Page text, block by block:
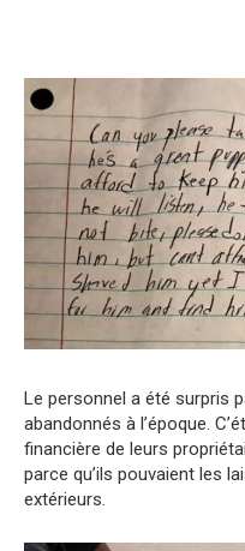
Le personnel a été surpris
abandonnés à l’époque.
financière de leurs
parce qu’ils pouvaient les
extérieurs.